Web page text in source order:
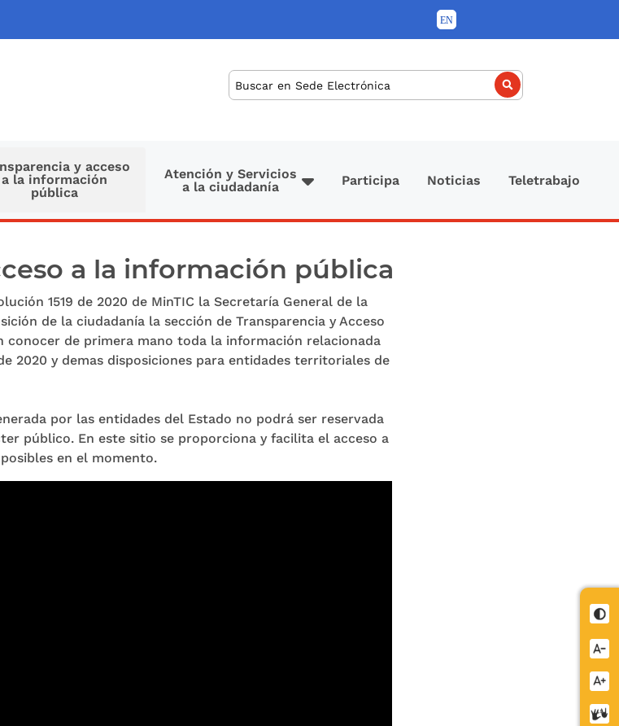
letra
letra
Buscar
y acceso
a la información
pública
Atención y Servicios
a la ciudadanía
Participa Noticias Teletrabajo
a la información pública
1519 de 2020 de MinTIC la Secretaría General de la
de la ciudadanía la sección de Transparencia y Acceso
conocer de primera mano toda la información relacionada
2020 y demas disposiciones para entidades territoriales de
por las entidades del Estado no podrá ser reservada
público. En este sitio se proporciona y facilita el acceso a
en el momento.